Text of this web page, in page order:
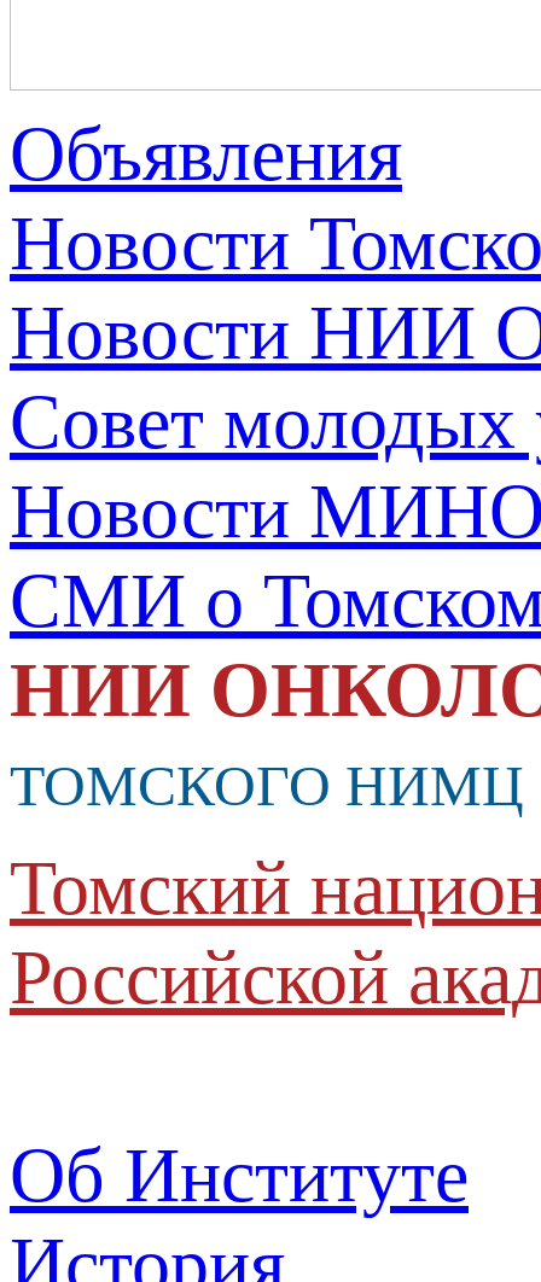
Объявления
Новости
Новости НИИ
Совет молодых
Новости
СМИ о
НИИ
ТОМСКОГО НИМЦ
Томский
Российской
Об Институте
История